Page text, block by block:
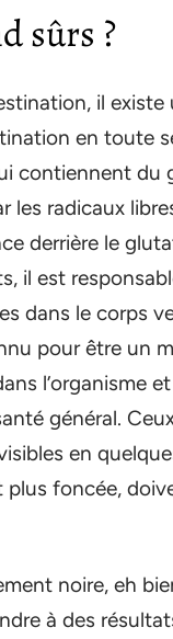
sûrs ?
il existe
en toute
contiennent
les radicaux
derrière le
il est
dans le corps
pour être un
l’organisme
général.
en
foncée,
noire, eh
à des